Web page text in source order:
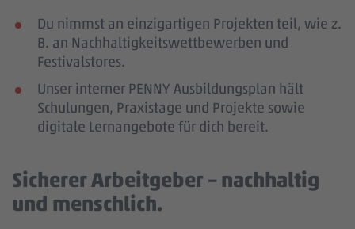
Du nimmst an einzigartigen Projekten teil, wie z.
B. an Nachhaltigkeitswettbewerben und
Festivalstores.
Unser interner PENNY Ausbildungsplan hält
Schulungen, Praxistage und Projekte sowie
digitale Lernangebote für dich bereit.
Sicherer Arbeitgeber – nachhaltig
und menschlich.